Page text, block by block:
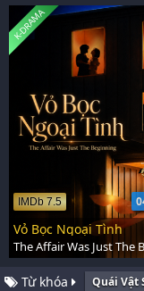
IMDb 7.5
K-DRAMA
Vỏ Bọc Ngoại Tình
Từ khóa Quái Vật